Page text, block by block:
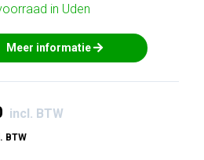
in Uden
Meer informatie
incl. BTW
BTW